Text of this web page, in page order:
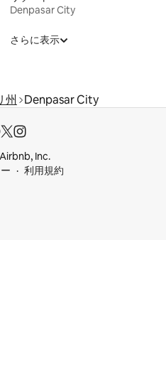
Denpasar City
さらに表示
州 Denpasar City
Inc.
利用規約